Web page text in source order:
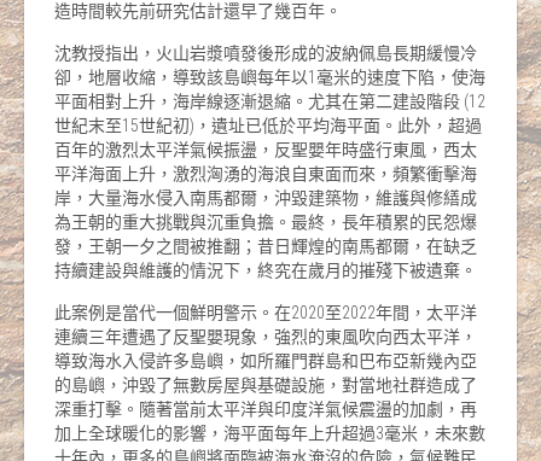
造時間較先前研究估計還早了幾百年。
沈教授指出，火山岩漿噴發後形成的波納佩島長期緩慢冷
卻，地層收縮，導致該島嶼每年以1毫米的速度下陷，使海
平面相對上升，海岸線逐漸退縮。尤其在第二建設階段 (12
世紀末至15世紀初)，遺址已低於平均海平面。此外，超過
百年的激烈太平洋氣候振盪，反聖嬰年時盛行東風，西太
平洋海面上升，激烈洶湧的海浪自東面而來，頻繁衝擊海
岸，大量海水侵入南馬都爾，沖毀建築物，維護與修繕成
為王朝的重大挑戰與沉重負擔。最終，長年積累的民怨爆
發，王朝一夕之間被推翻；昔日輝煌的南馬都爾，在缺乏
持續建設與維護的情況下，終究在歲月的摧殘下被遺棄。
此案例是當代一個鮮明警示。在2020至2022年間，太平洋
連續三年遭遇了反聖嬰現象，強烈的東風吹向西太平洋，
導致海水入侵許多島嶼，如所羅門群島和巴布亞新幾內亞
的島嶼，沖毀了無數房屋與基礎設施，對當地社群造成了
深重打擊。隨著當前太平洋與印度洋氣候震盪的加劇，再
加上全球暖化的影響，海平面每年上升超過3毫米，未來數